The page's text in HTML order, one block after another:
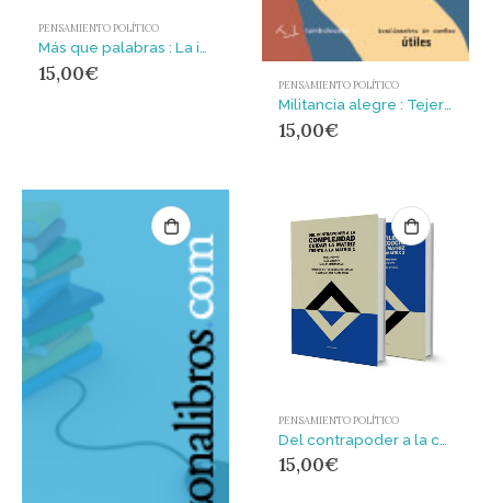
PENSAMIENTO POLÍTICO
15,00€
PENSAMIENTO POLÍTICO
15,00€
PENSAMIENTO POLÍTICO
15,00€